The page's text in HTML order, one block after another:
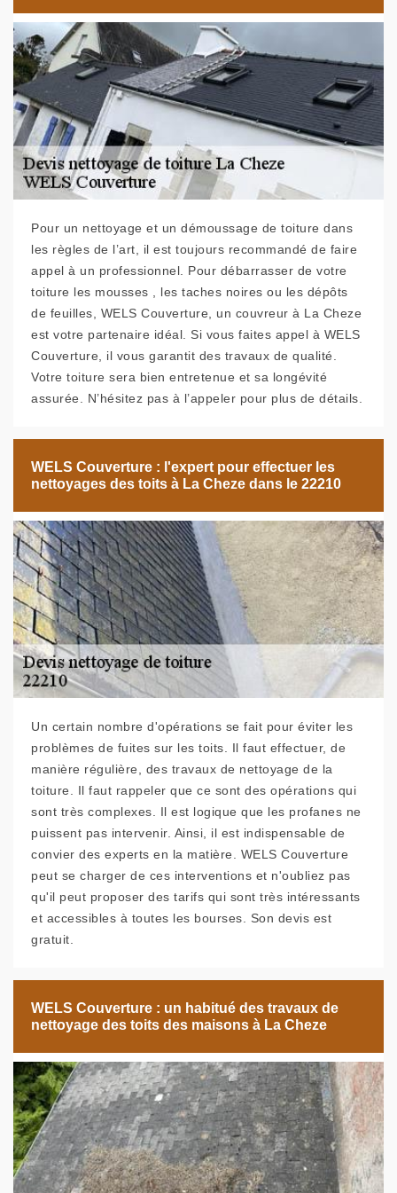
Pour un nettoyage et un démoussage de toiture dans
les règles de l’art, il est toujours recommandé de faire
appel à un professionnel. Pour débarrasser de votre
toiture les mousses , les taches noires ou les dépôts
de feuilles, WELS Couverture, un couvreur à La Cheze
est votre partenaire idéal. Si vous faites appel à WELS
Couverture, il vous garantit des travaux de qualité.
Votre toiture sera bien entretenue et sa longévité
assurée. N’hésitez pas à l’appeler pour plus de détails.
WELS Couverture : l'expert pour effectuer les
nettoyages des toits à La Cheze dans le 22210
Un certain nombre d'opérations se fait pour éviter les
problèmes de fuites sur les toits. Il faut effectuer, de
manière régulière, des travaux de nettoyage de la
toiture. Il faut rappeler que ce sont des opérations qui
sont très complexes. Il est logique que les profanes ne
puissent pas intervenir. Ainsi, il est indispensable de
convier des experts en la matière. WELS Couverture
peut se charger de ces interventions et n'oubliez pas
qu'il peut proposer des tarifs qui sont très intéressants
et accessibles à toutes les bourses. Son devis est
gratuit.
WELS Couverture : un habitué des travaux de
nettoyage des toits des maisons à La Cheze